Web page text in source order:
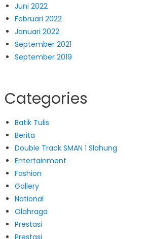
Juni 2022
Februari 2022
Januari 2022
September 2021
September 2019
Categories
Batik Tulis
Berita
Double Track SMAN 1 Slahung
Entertainment
Fashion
Gallery
National
Olahraga
Prestasi
Prestasi